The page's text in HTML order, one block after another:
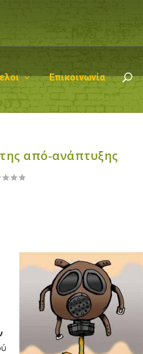
Επικοινωνία
από-ανάπτυξης